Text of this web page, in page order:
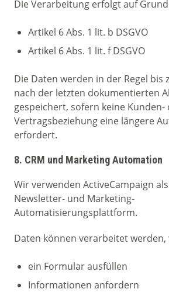
Die Verarbeitung erfolgt auf
Artikel 6 Abs. 1 lit. b DSGVO
Artikel 6 Abs. 1 lit. f DSGVO
Die Daten werden in der Regel bis
nach der letzten dokumentierten
gespeichert, sofern keine Kunden-
Vertragsbeziehung eine längere
erfordert.
8. CRM und Marketing Automation
Wir verwenden ActiveCampaign als
Newsletter- und Marketing-
Automatisierungsplattform.
Daten können verarbeitet werden,
ein Formular ausfüllen
Informationen anfordern